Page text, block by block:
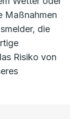
Maßnahmen
die
Risiko von